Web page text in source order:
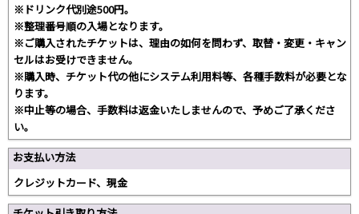
※ドリンク代別途500円。
※整理番号順の入場となります。
※ご購入されたチケットは、理由の如何を問わず、取替・変更・キャン
セルはお受けできません。
※購入時、チケット代の他にシステム利用料等、各種手数料が必要とな
ります。
※中止等の場合、手数料は返金いたしませんので、予めご了承くださ
い。
お支払い方法
クレジットカード、現金